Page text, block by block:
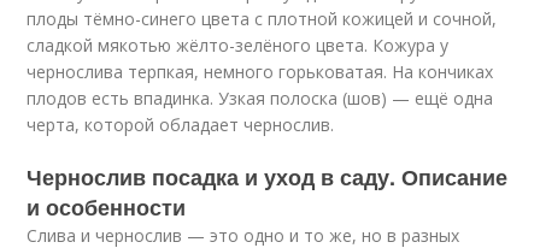
плоды тёмно-синего цвета с плотной кожицей и сочной,
сладкой мякотью жёлто-зелёного цвета. Кожура у
чернослива терпкая, немного горьковатая. На кончиках
плодов есть впадинка. Узкая полоска (шов) — ещё одна
черта, которой обладает чернослив.
Чернослив посадка и уход в саду. Описание
и особенности
Слива и чернослив — это одно и то же, но в разных